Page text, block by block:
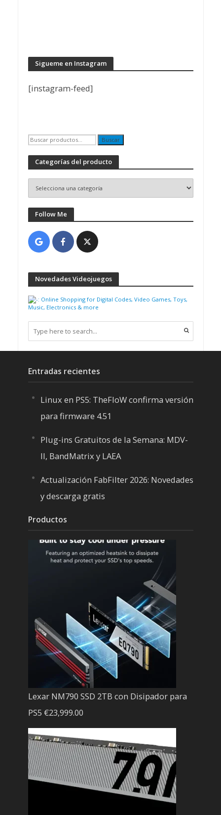
Sigueme en Instagram
[instagram-feed]
Buscar
por:
Buscar
Categorías del producto
Follow Me
Novedades Videojuegos
Entradas recientes
Linux en PS5: TheFloW confirma versión
para firmware 4.51
Plug-ins Gratuitos de la Semana: MDV-
II, BandMatrix y LAEA
Actualización FabFilter 2026: Novedades
y descarga gratis
Productos
Lexar NM790 SSD 2TB con Disipador para
PS5 €23,999.00